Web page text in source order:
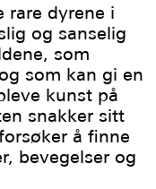
rare dyrene i
og sanselig
som
som kan gi en
kunst på
snakker sitt
å finne
bevegelser og